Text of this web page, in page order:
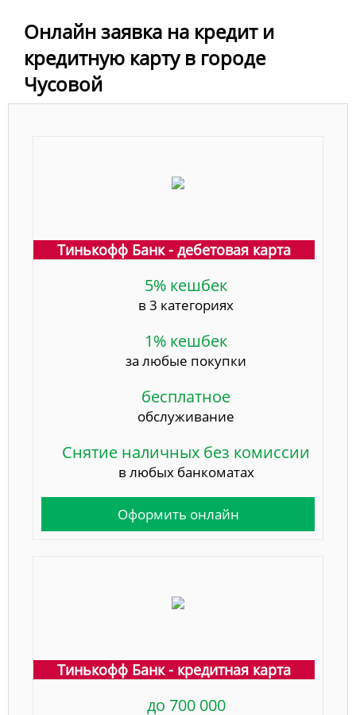
Онлайн заявка на кредит и
кредитную карту в городе
Чусовой
Тинькофф Банк - дебетовая карта
5% кешбек
в 3 категориях
1% кешбек
за любые покупки
бесплатное
обслуживание
Снятие наличных без комиссии
в любых банкоматах
Оформить онлайн
Тинькофф Банк - кредитная карта
до 700 000